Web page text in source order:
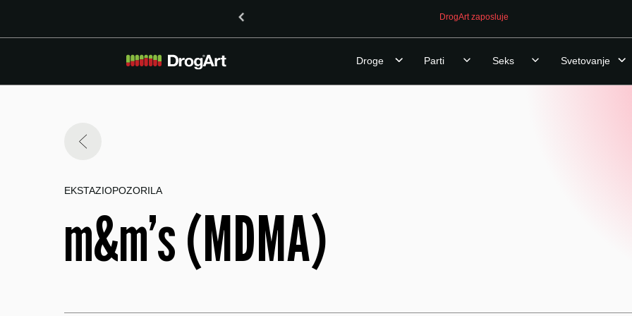
DrogArt zaposluje
Droge Parti Seks Svetovanje
EKSTAZIOPOZORILA
m&m’s (MDMA)